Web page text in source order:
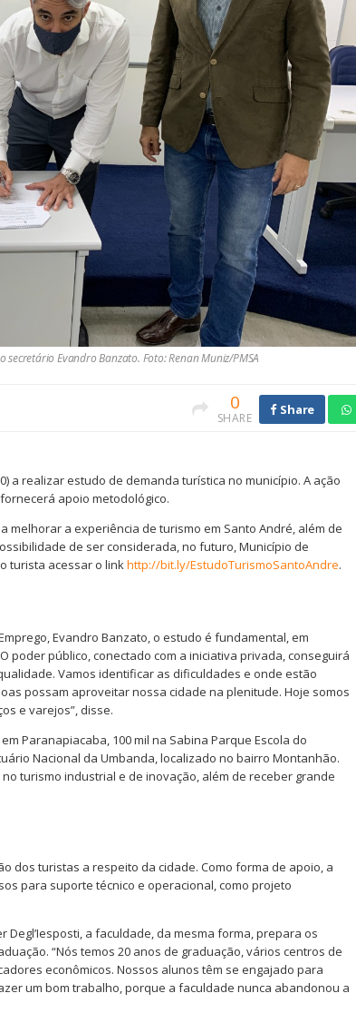
secretário Evandro Banzato. Foto: Renan Muniz/PMSA
0
SHARE
Share
a realizar estudo de demanda turística no município. A ação
apoio metodológico.
a experiência de turismo em Santo André, além de
de ser considerada, no futuro, Município de
turista acessar o linkhttp://bit.ly/EstudoTurismoSantoAndre.
Evandro Banzato, o estudo é fundamental, em
poder público, conectado com a iniciativa privada, conseguirá
Vamos identificar as dificuldades e onde estão
possam aproveitar nossa cidade na plenitude. Hoje somos
e varejos”, disse.
Paranapiacaba, 100 mil na Sabina Parque Escola do
Nacional da Umbanda, localizado no bairro Montanhão.
turismo industrial e de inovação, além de receber grande
dos turistas a respeito da cidade. Como forma de apoio, a
para suporte técnico e operacional, como projeto
Degl’Iesposti, a faculdade, da mesma forma, prepara os
“Nós temos 20 anos de graduação, vários centros de
econômicos. Nossos alunos têm se engajado para
um bom trabalho, porque a faculdade nunca abandonou a